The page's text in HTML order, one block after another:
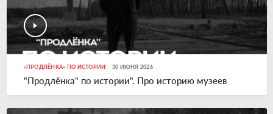
«ПРОДЛЁНКА» ПО ИСТОРИИ 30 ИЮНЯ 2026
"Продлёнка" по истории". Про историю музеев